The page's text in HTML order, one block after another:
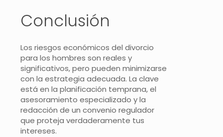
Conclusión
Los riesgos económicos del divorcio
para los hombres son reales y
significativos, pero pueden minimizarse
con la estrategia adecuada. La clave
está en la planificación temprana, el
asesoramiento especializado y la
redacción de un convenio regulador
que proteja verdaderamente tus
intereses.